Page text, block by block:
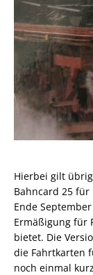
Hierbei gilt
Bahncard 25 für
Ende
Ermäßigung für
bietet. Die
die Fahrtkarten
noch einmal